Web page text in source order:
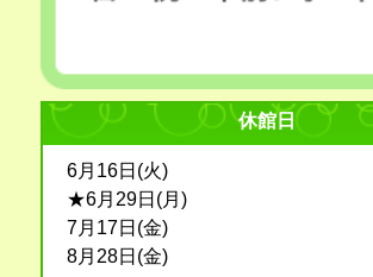
休館日
6月16日(火)
★6月29日(月)
7月17日(金)
8月28日(金)